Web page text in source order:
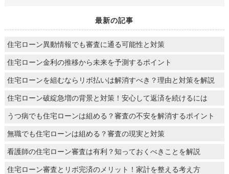
最新の記事
住宅ローン異動情報でも審査に通る可能性と対策
住宅ローン金利の推移から未来を予測するポイント
住宅ローンを組むならリボ払いは解消すべき？理由と対策を解説
住宅ローン破綻急増の背景と対策！安心して返済を続けるには
うつ病でも住宅ローンは組める？審査の不安を解消するポイント
無職でも住宅ローンは組める？審査の現実と対策
看護師の住宅ローン審査は有利？知っておくべきことを解説
住宅ローン審査とリボ完済のメリット！家計を整える考え方